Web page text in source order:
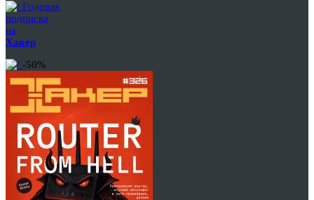
Годовая
подписка
на
Хакер
-50%